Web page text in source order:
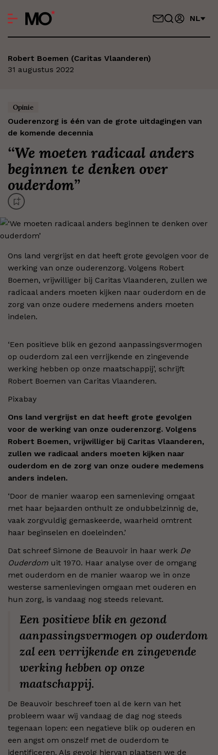
NL
Robert Boemen (Caritas Vlaanderen)
31 augustus 2022
Opinie
Ouderenzorg is één van de grote uitdagingen van
de komende decennia
‘‘We moeten radicaal anders
beginnen te denken over
ouderdom’’
Ons land vergrijst en dat heeft grote gevolgen voor de
werking van onze ouderenzorg. Volgens Robert
Boemen, vrijwilliger bij Caritas Vlaanderen, zullen we
radicaal anders moeten kijken naar ouderdom en de
zorg van onze oudere medemens anders moeten
indelen.
‘Een positieve blik en gezond aanpassingsvermogen
op ouderdom zal een verrijkende en zingevende
werking hebben op onze maatschappij’, schrijft
Robert Boemen van Caritas Vlaanderen.
Pixabay
Ons land vergrijst en dat heeft grote gevolgen
voor de werking van onze ouderenzorg. Volgens
Robert Boemen, vrijwilliger bij Caritas Vlaanderen,
zullen we radicaal anders moeten kijken naar
ouderdom en de zorg van onze oudere medemens
anders indelen.
‘Door de manier waarop een samenleving omgaat
met haar bejaarden onthult ze ondubbelzinnig de,
vaak zorgvuldig gemaskeerde, waarheid omtrent
haar beginselen en doeleinden.’
Dat schreef Simone de Beauvoir in haar werk De
Ouderdom uit 1970. Haar analyse over de omgang
met ouderdom en de manier waarop we in onze
westerse samenlevingen omgaan met ouderen en
hun zorg, is vandaag nog steeds relevant.
Een positieve blik en gezond
aanpassingsvermogen op ouderdom
zal een verrijkende en zingevende
werking hebben op onze
maatschappij.
De Beauvoir beschreef toen al de kern van het
probleem waar wij vandaag de dag nog steeds
tegenaan lopen: een negatieve blik op ouderen en
een angst om onszelf met de ouderdom te
identificeren. Als gevolg hiervan plaatsen we de